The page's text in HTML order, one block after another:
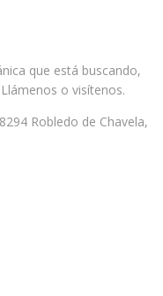
que está buscando,
o visítenos.
Robledo de Chavela,